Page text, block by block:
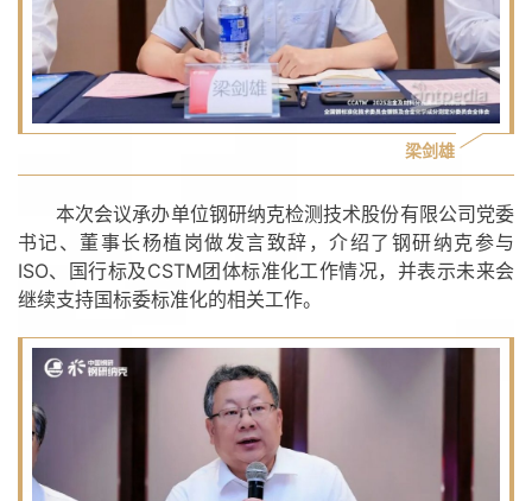
梁剑雄
本次会议承办单位钢研纳克检测技术股份有限公司党委
书记、董事长杨植岗做发言致辞，介绍了钢研纳克参与
ISO、国行标及CSTM团体标准化工作情况，并表示未来会
继续支持国标委标准化的相关工作。